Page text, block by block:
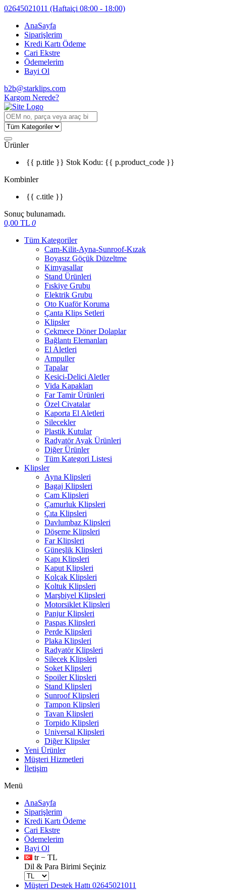
02645021011 (Haftaiçi 08:00 - 18:00)
AnaSayfa
Siparişlerim
Kredi Kartı Ödeme
Cari Ekstre
Ödemelerim
Bayi Ol
b2b@starklips.com
Kargom Nerede?
Ürünler
{{ p.title }} Stok Kodu: {{ p.product_code }}
Kombinler
{{ c.title }}
Sonuç bulunamadı.
0,00 TL 0
Tüm Kategoriler
Cam-Kilit-Ayna-Sunroof-Kızak
Boyasız Göçük Düzeltme
Kimyasallar
Stand Ürünleri
Fıskiye Grubu
Elektrik Grubu
Oto Kuaför Koruma
Çanta Klips Setleri
Klipsler
Çekmece Döner Dolaplar
Bağlantı Elemanları
El Aletleri
Ampuller
Tapalar
Kesici-Delici Aletler
Vida Kapakları
Far Tamir Ürünleri
Özel Civatalar
Kaporta El Aletleri
Silecekler
Plastik Kutular
Radyatör Ayak Ürünleri
Diğer Ürünler
Tüm Kategori Listesi
Klipsler
Ayna Klipsleri
Bagaj Klipsleri
Cam Klipsleri
Çamurluk Klipsleri
Çıta Klipsleri
Davlumbaz Klipsleri
Döşeme Klipsleri
Far Klipsleri
Güneşlik Klipsleri
Kapı Klipsleri
Kaput Klipsleri
Kolçak Klipsleri
Koltuk Klipsleri
Marşbiyel Klipsleri
Motorsiklet Klipsleri
Panjur Klipsleri
Paspas Klipsleri
Perde Klipsleri
Plaka Klipsleri
Radyatör Klipsleri
Silecek Klipsleri
Soket Klipsleri
Spoiler Klipsleri
Stand Klipsleri
Sunroof Klipsleri
Tampon Klipsleri
Tavan Klipsleri
Torpido Klipsleri
Universal Klipsleri
Diğer Klipsler
Yeni Ürünler
Müşteri Hizmetleri
İletişim
Menü
AnaSayfa
Siparişlerim
Kredi Kartı Ödeme
Cari Ekstre
Ödemelerim
Bayi Ol
tr − TL
Dil & Para Birimi Seçiniz
Müşteri Destek Hattı 02645021011